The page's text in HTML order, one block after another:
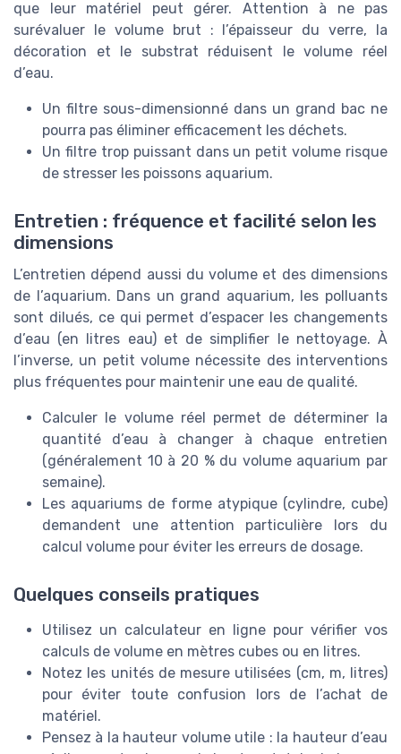
que leur matériel peut gérer. Attention à ne pas
surévaluer le volume brut : l’épaisseur du verre, la
décoration et le substrat réduisent le volume réel
d’eau.
Un filtre sous-dimensionné dans un grand bac ne
pourra pas éliminer efficacement les déchets.
Un filtre trop puissant dans un petit volume risque
de stresser les poissons aquarium.
Entretien : fréquence et facilité selon les
dimensions
L’entretien dépend aussi du volume et des dimensions
de l’aquarium. Dans un grand aquarium, les polluants
sont dilués, ce qui permet d’espacer les changements
d’eau (en litres eau) et de simplifier le nettoyage. À
l’inverse, un petit volume nécessite des interventions
plus fréquentes pour maintenir une eau de qualité.
Calculer le volume réel permet de déterminer la
quantité d’eau à changer à chaque entretien
(généralement 10 à 20 % du volume aquarium par
semaine).
Les aquariums de forme atypique (cylindre, cube)
demandent une attention particulière lors du
calcul volume pour éviter les erreurs de dosage.
Quelques conseils pratiques
Utilisez un calculateur en ligne pour vérifier vos
calculs de volume en mètres cubes ou en litres.
Notez les unités de mesure utilisées (cm, m, litres)
pour éviter toute confusion lors de l’achat de
matériel.
Pensez à la hauteur volume utile : la hauteur d’eau